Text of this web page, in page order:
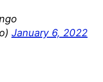
January 6, 2022